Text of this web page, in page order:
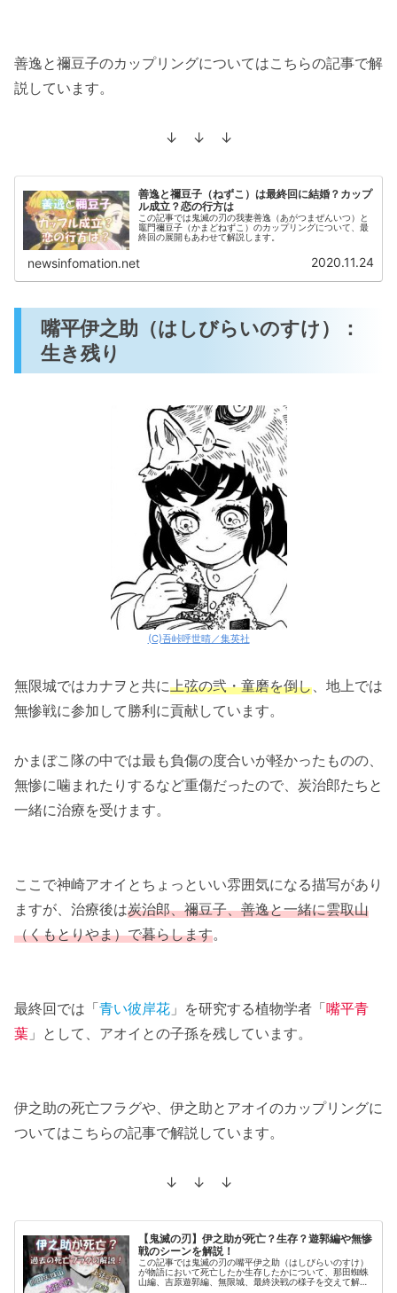
善逸と禰豆子のカップリングについてはこちらの記事で解
説しています。
↓ ↓ ↓
善逸と禰豆子（ねずこ）は最終回に結婚？カップ
ル成立？恋の行方は
この記事では鬼滅の刃の我妻善逸（あがつまぜんいつ）と
竈門禰豆子（かまどねずこ）のカップリングについて、最
終回の展開もあわせて解説します。
newsinfomation.net 2020.11.24
嘴平伊之助（はしびらいのすけ）：
生き残り
(C)吾峠呼世晴／集英社
無限城ではカナヲと共に上弦の弐・童磨を倒し 、地上では
無惨戦に参加して勝利に貢献しています。
かまぼこ隊の中では最も負傷の度合いが軽かったものの、
無惨に噛まれたりするなど重傷だったので、炭治郎たちと
一緒に治療を受けます。
ここで神崎アオイとちょっといい雰囲気になる描写があり
ますが、治療後は炭治郎、禰豆子、善逸と一緒に雲取山
（くもとりやま）で暮らします。
最終回では「青い彼岸花 」を研究する植物学者「嘴平青
葉 」として、アオイとの子孫を残しています。
伊之助の死亡フラグや、伊之助とアオイのカップリングに
ついてはこちらの記事で解説しています。
↓ ↓ ↓
【鬼滅の刃】伊之助が死亡？生存？遊郭編や無惨
戦のシーンを解説！
この記事では鬼滅の刃の嘴平伊之助（はしびらいのすけ）
が物語において死亡したか生存したかについて、那田蜘蛛
山編、吉原遊郭編、無限城、最終決戦の様子を交えて解説